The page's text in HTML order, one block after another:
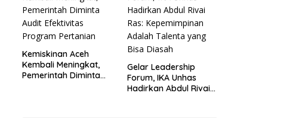
Kemiskinan Aceh
Kembali Meningkat,
Pemerintah Diminta
Gelar Leadership
Forum, IKA Unhas
Hadirkan Abdul Rivai